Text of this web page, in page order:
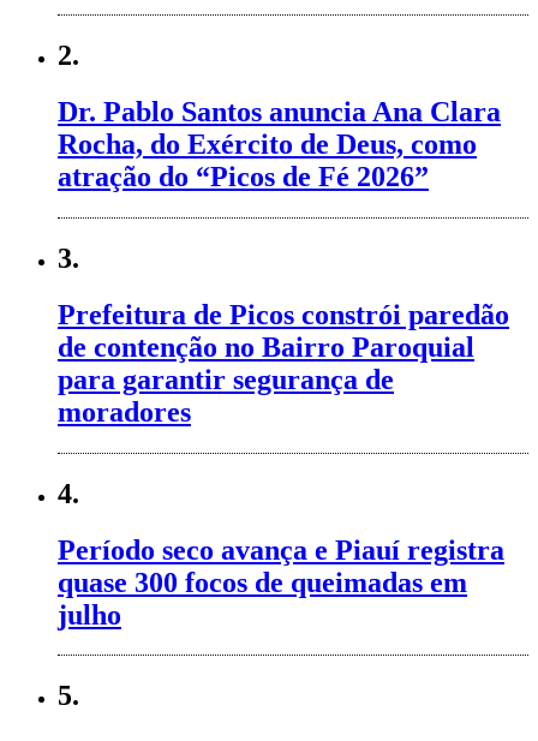
2.
Dr. Pablo Santos anuncia Ana Clara
Rocha, do Exército de Deus, como
atração do “Picos de Fé 2026”
3.
Prefeitura de Picos constrói paredão
de contenção no Bairro Paroquial
para garantir segurança de
moradores
4.
Período seco avança e Piauí registra
quase 300 focos de queimadas em
julho
5.